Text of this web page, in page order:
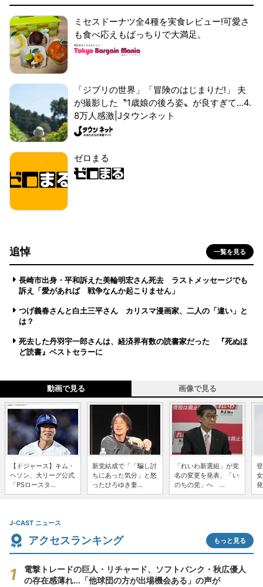
ミセスドーナツ全4種を実食レビュー!可愛さ
も食べ応えもばっちりで大満足。
「ジブリの世界」「冒険のはじまりだ!」 夫
が撮影した〝1歳娘の後ろ姿〟が良すぎて...4.
8万人感激|Jタウンネット
ゼロまる
追悼 一覧を見る
長崎市出身・平和訴えた美輪明宏さん死去 ラストメッセージでも
訴え「愛があれば 戦争なんか起こりません」
つげ義春さんと白土三平さん カリスマ漫画家、二人の「違い」と
は？
死去した丹羽宇一郎さんは、経済界有数の読書家だった 『死ぬほ
ど読書』ベストセラーに
動画で見る 画像で見る
【ドジャース】キム・
ヘソン、大リーグ公式
「PSロースタ...
新党結成で「「騙し討
ちにあった気分」と怒
ったひろゆき妻...
「れいわ新選組」が党
名の変更を発表、「い
のちの党」へ ...
J-CAST ニュース
アクセスランキング もっと見る
電撃トレードの巨人・リチャード、ソフトバンク・秋広優人
の存在感薄れ...「他球団の方が出場機会ある」の声が